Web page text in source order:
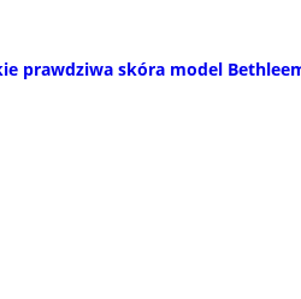
prawdziwa skóra model